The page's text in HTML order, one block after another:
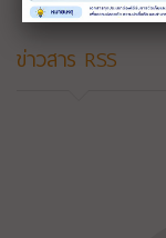
ข่าวสาร RSS